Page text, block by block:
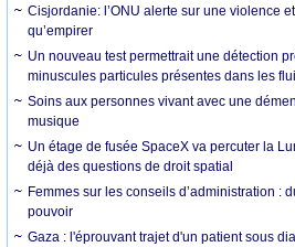
Cisjordanie: l’ONU alerte sur une violence
qu’empirer
Un nouveau test permettrait une détection
minuscules particules présentes dans les
Soins aux personnes vivant avec une
musique
Un étage de fusée SpaceX va percuter la
déjà des questions de droit spatial
Femmes sur les conseils d’administration :
pouvoir
Gaza : l'éprouvant trajet d'un patient sous